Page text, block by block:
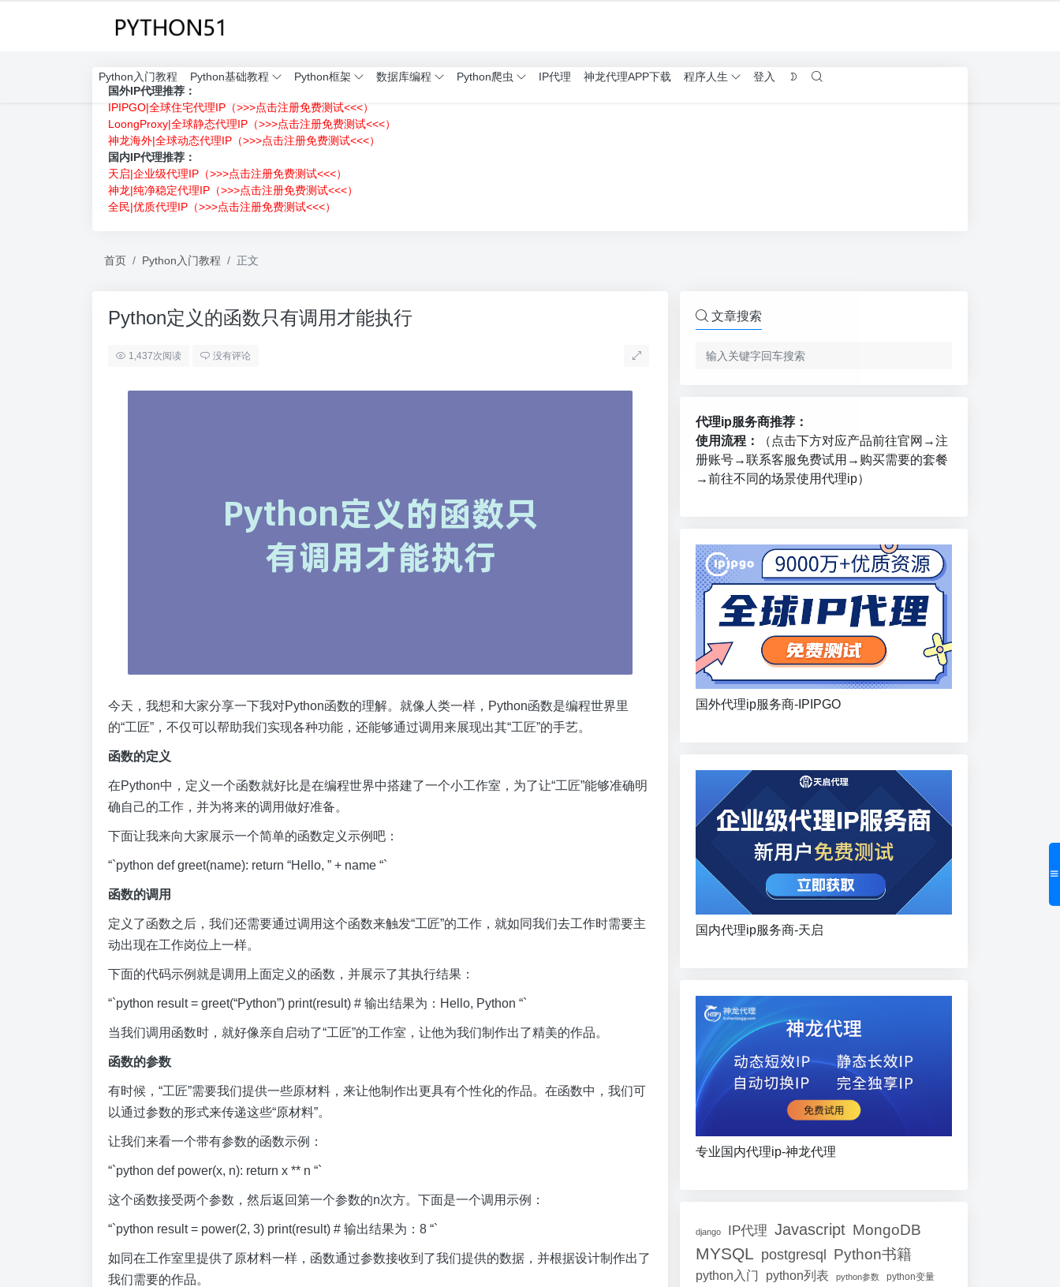
Python入门教程 Python基础教程 Python框架 数据库编程 Python爬虫 IP代理 神龙代理APP下载 程序人生
登入
国外IP代理推荐：
IPIPGO|全球住宅代理IP（>>>点击注册免费测试<<<）
LoongProxy|全球静态代理IP（>>>点击注册免费测试<<<）
神龙海外|全球动态代理IP（>>>点击注册免费测试<<<）
国内IP代理推荐：
天启|企业级代理IP（>>>点击注册免费测试<<<）
神龙|纯净稳定代理IP（>>>点击注册免费测试<<<）
全民|优质代理IP（>>>点击注册免费测试<<<）
首页 Python入门教程 正文
Python定义的函数只有调用才能执行
1,437次阅读 没有评论
今天，我想和大家分享一下我对Python函数的理解。就像人类一样，Python函数是编程世界里
的“工匠”，不仅可以帮助我们实现各种功能，还能够通过调用来展现出其“工匠”的手艺。
函数的定义
在Python中，定义一个函数就好比是在编程世界中搭建了一个小工作室，为了让“工匠”能够准确明
确自己的工作，并为将来的调用做好准备。
下面让我来向大家展示一个简单的函数定义示例吧：
“`python def greet(name): return “Hello, ” + name “`
函数的调用
定义了函数之后，我们还需要通过调用这个函数来触发“工匠”的工作，就如同我们去工作时需要主
动出现在工作岗位上一样。
下面的代码示例就是调用上面定义的函数，并展示了其执行结果：
“`python result = greet(“Python”) print(result) # 输出结果为：Hello, Python “`
当我们调用函数时，就好像亲自启动了“工匠”的工作室，让他为我们制作出了精美的作品。
函数的参数
有时候，“工匠”需要我们提供一些原材料，来让他制作出更具有个性化的作品。在函数中，我们可
以通过参数的形式来传递这些“原材料”。
让我们来看一个带有参数的函数示例：
“`python def power(x, n): return x ** n “`
这个函数接受两个参数，然后返回第一个参数的n次方。下面是一个调用示例：
“`python result = power(2, 3) print(result) # 输出结果为：8 “`
如同在工作室里提供了原材料一样，函数通过参数接收到了我们提供的数据，并根据设计制作出了
我们需要的作品。
文章搜索
代理ip服务商推荐：
使用流程：
（点击下方对应产品前往官网→注
册账号→联系客服免费试用→购买需要的套餐
→前往不同的场景使用代理ip）
国外代理ip服务商-IPIPGO
国内代理ip服务商-天启
专业国内代理ip-神龙代理
django IP代理 Javascript MongoDB
MYSQL postgresql Python书籍
python入门 python列表 python参数 python变量